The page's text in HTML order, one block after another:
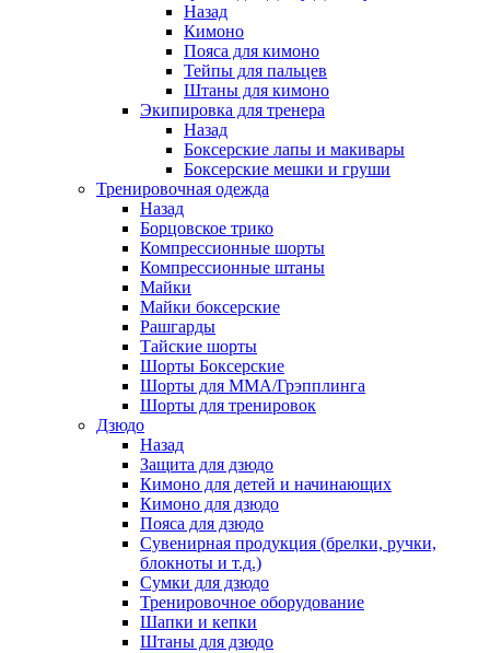
Назад
Кимоно
Пояса для кимоно
Тейпы для пальцев
Штаны для кимоно
Экипировка для тренера
Назад
Боксерские лапы и макивары
Боксерские мешки и груши
Тренировочная одежда
Назад
Борцовское трико
Компрессионные шорты
Компрессионные штаны
Майки
Майки боксерские
Рашгарды
Тайские шорты
Шорты Боксерские
Шорты для ММА/Грэпплинга
Шорты для тренировок
Дзюдо
Назад
Защита для дзюдо
Кимоно для детей и начинающих
Кимоно для дзюдо
Пояса для дзюдо
Сувенирная продукция (брелки, ручки,
блокноты и т.д.)
Сумки для дзюдо
Тренировочное оборудование
Шапки и кепки
Штаны для дзюдо